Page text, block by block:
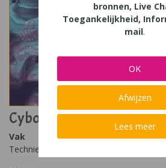
Cyborg 2 leerwerkboek
Vak
Techniek
bronnen, Live
Toegankelijkheid,
mail.
OK
Afwijzen
Lees meer